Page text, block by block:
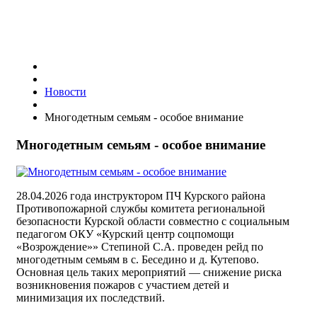
Новости
​Многодетным семьям - особое внимание
​Многодетным семьям - особое внимание
28.04.2026 года инструктором ПЧ Курского района
Противопожарной службы комитета региональной
безопасности Курской области совместно с социальным
педагогом ОКУ «Курский центр соцпомощи
«Возрождение»» Степиной С.А. проведен рейд по
многодетным семьям в с. Беседино и д. Кутепово.
Основная цель таких мероприятий — снижение риска
возникновения пожаров с участием детей и
минимизация их последствий.